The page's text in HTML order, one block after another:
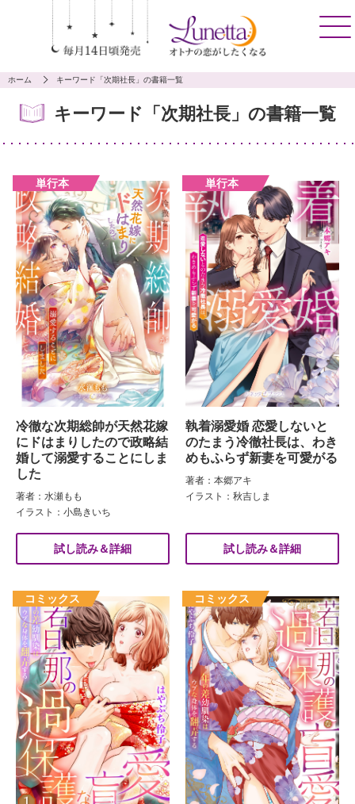
ホーム キーワード「次期社長」の書籍一覧
キーワード「次期社長」の書籍一覧
冷徹な次期総帥が天然花嫁
にドはまりしたので政略結
婚して溺愛することにしま
した
著者：水瀬もも
イラスト：小島きいち
試し読み＆詳細
執着溺愛婚 恋愛しないと
のたまう冷徹社長は、わき
めもふらず新妻を可愛がる
著者：本郷アキ
イラスト：秋吉しま
試し読み＆詳細